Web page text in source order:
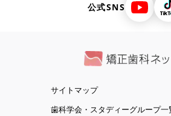
公式SNS
サイトマップ
歯科学会・スタディーグループ一